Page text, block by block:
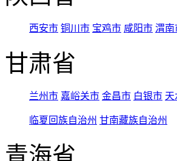
西安市 铜川市 宝鸡市 咸阳市 渭南
甘肃省
兰州市 嘉峪关市 金昌市 白银市 天
临夏回族自治州 甘南藏族自治州
青海省